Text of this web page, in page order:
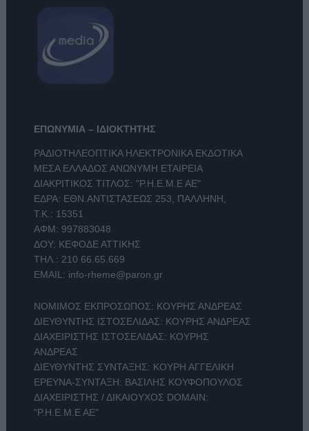
ΕΠΩΝΥΜΙΑ – ΙΔΙΟΚΤΗΤΗΣ
ΡΑΔΙΟΤΗΛΕΟΠΤΙΚΑ ΗΛΕΚΤΡΟΝΙΚΑ ΕΚΔΟΤΙΚΑ
ΜΕΣΑ ΕΛΛΑΔΟΣ ΑΝΩΝΥΜΗ ΕΤΑΙΡΕΙΑ
ΔΙΑΚΡΙΤΙΚΟΣ ΤΙΤΛΟΣ: "Ρ.Η.Ε.Μ.Ε ΑΕ"
ΕΔΡΑ: ΕΘΝ.ΑΝΤΙΣΤΑΣΕΩΣ 253, ΠΑΛΛΗΝΗ,
Τ.Κ.: 15351
ΑΦΜ: 997883048
ΔΟΥ: ΚΕΦΟΔΕ ΑΤΤΙΚΗΣ
ΤΗΛ.: 210 66.65.669
EMAIL: info-rheme@paron.gr
ΝΟΜΙΜΟΣ ΕΚΠΡΟΣΩΠΟΣ: ΚΟΥΡΗΣ ΑΝΔΡΕΑΣ
ΔΙΕΥΘΥΝΤΗΣ ΙΣΤΟΣΕΛΙΔΑΣ: ΚΟΥΡΗΣ ΑΝΔΡΕΑΣ
ΔΙΑΧΕΙΡΙΣΤΗΣ ΙΣΤΟΣΕΛΙΔΑΣ: ΚΟΥΡΗΣ
ΑΝΔΡΕΑΣ
ΔΙΕΥΘΥΝΤΗΣ ΣΥΝΤΑΞΗΣ: ΚΟΥΡΗ ΑΓΓΕΛΙΚΗ
ΕΡΕΥΝΑ-ΣΥΝΤΑΞΗ: ΒΑΣΙΛΗΣ ΚΟΥΦΟΠΟΥΛΟΣ
ΔΙΑΧΕΙΡΙΣΤΗΣ / ΔΙΚΑΙΟΥΧΟΣ DOMAIN:
"Ρ.Η.Ε.Μ.Ε ΑΕ"